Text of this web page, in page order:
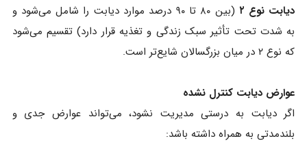
دیابت نوع ۲
(بین ۸۰ تا ۹۰ درصد موارد دیابت را شامل می‌شود و
به شدت تحت تأثیر سبک زندگی و تغذیه قرار دارد) تقسیم می‌شود
که نوع ۲ در میان بزرگسالان شایع‌تر است.
عوارض دیابت کنترل نشده
اگر دیابت به درستی مدیریت نشود، می‌تواند عوارض جدی و
بلندمدتی به همراه داشته باشد: